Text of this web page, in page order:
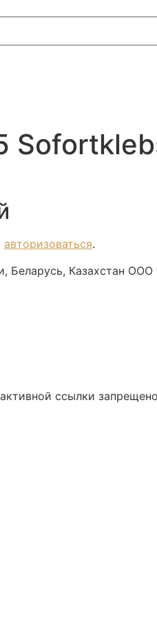
авторизоваться.
Беларусь, Казахстан ООО
ссылки